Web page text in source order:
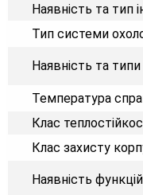
Наявність та тип
Тип системи
Наявність та
Температура
Клас
Клас захисту
Наявність